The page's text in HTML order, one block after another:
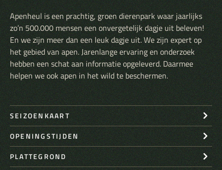
Apenheul is een prachtig, groen dierenpark waar jaarlijks
zo’n 500.000 mensen een onvergetelijk dagje uit beleven!
En we zijn meer dan een leuk dagje uit. We zijn expert op
het gebied van apen. Jarenlange ervaring en onderzoek
hebben een schat aan informatie opgeleverd. Daarmee
helpen we ook apen in het wild te beschermen.
SEIZOENKAART
OPENINGSTIJDEN
PLATTEGROND